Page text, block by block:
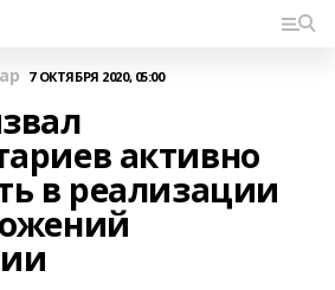
7 ОКТЯБРЯ 2020, 05:00
активно
в реализации